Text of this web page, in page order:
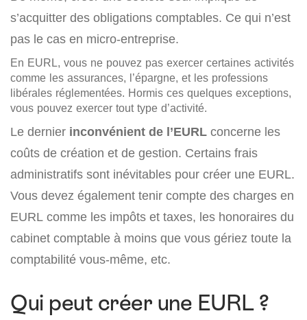
s’acquitter des obligations comptables. Ce qui n’est
pas le cas en micro-entreprise.
En EURL, vous ne pouvez pas exercer certaines activités
comme les assurances, l’épargne, et les professions
libérales réglementées. Hormis ces quelques exceptions,
vous pouvez exercer tout type d’activité.
Le dernier inconvénient de l’EURL concerne les
coûts de création et de gestion. Certains frais
administratifs sont inévitables pour créer une EURL.
Vous devez également tenir compte des charges en
EURL comme les impôts et taxes, les honoraires du
cabinet comptable à moins que vous gériez toute la
comptabilité vous-même, etc.
Qui peut créer une EURL ?